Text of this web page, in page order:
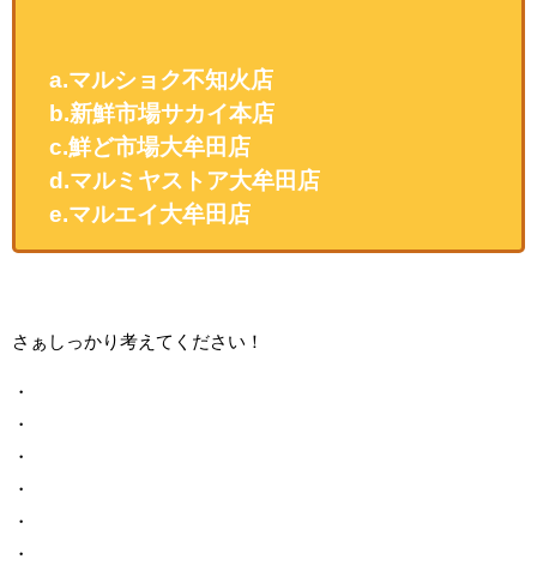
a.マルショク不知火店
b.新鮮市場サカイ本店
c.鮮ど市場大牟田店
d.マルミヤストア大牟田店
e.マルエイ大牟田店
さぁしっかり考えてください！
・
・
・
・
・
・